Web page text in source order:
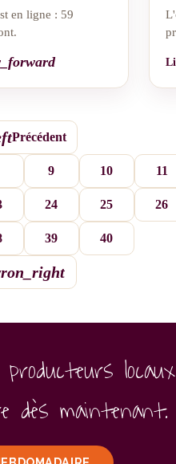
en ligne : 59
Précédent
9 10 11
24 25 26
39 40
dès maintenant.